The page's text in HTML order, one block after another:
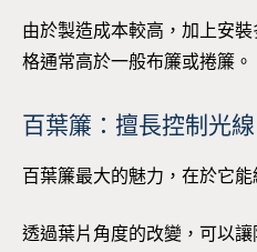
由於製造成本較高，加上安
格通常高於一般布簾或捲簾。
百葉簾：擅長控制光
百葉簾最大的魅力，在於它能
透過葉片角度的改變，可以